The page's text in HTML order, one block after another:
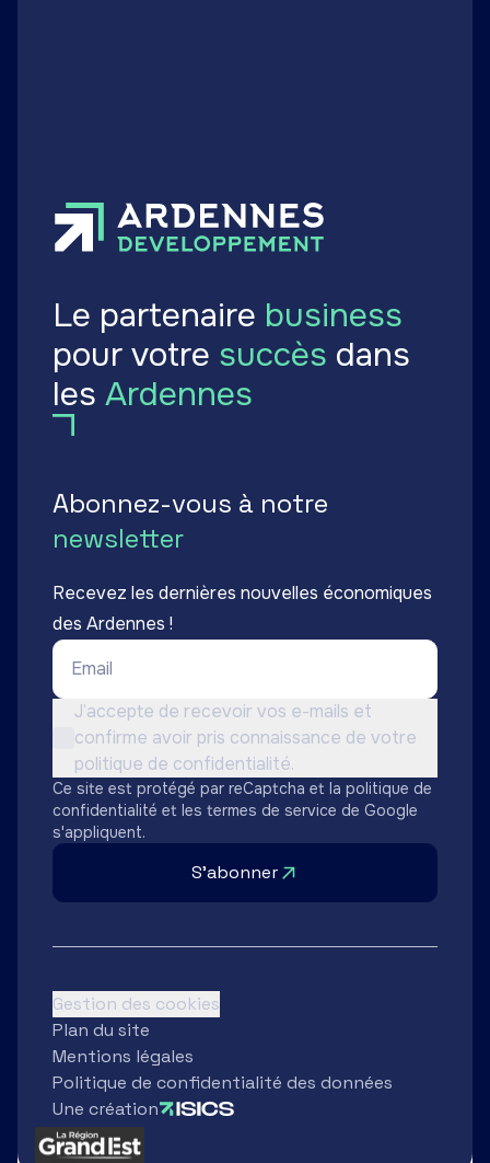
Le partenaire business
pour votre succès dans
les Ardennes
Abonnez-vous à notre
newsletter
Recevez les dernières nouvelles économiques
des Ardennes !
Email *
Conditions d'utilisation *
Non cochée
J’accepte de recevoir vos e-mails et
confirme avoir pris connaissance de votre
politique de confidentialité.
Ce site est protégé par reCaptcha et la politique de
confidentialité et les termes de service de Google
s'appliquent.
S'abonner
Une création
Gestion des cookies
Plan du site
Mentions légales
Politique de confidentialité des données
Partenaires
Région Grand Est